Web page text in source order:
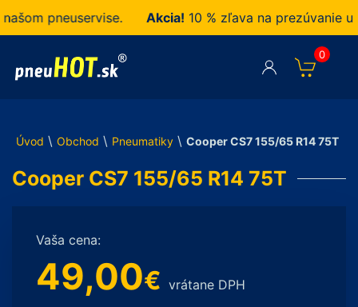
pneuservise. Akcia!10 % zľava na prezúvanie u
0
Úvod \ Obchod \ Pneumatiky \ Cooper CS7 155/65 R14 75T
Cooper CS7 155/65 R14 75T
Vaša cena:
49,00€ vrátane DPH